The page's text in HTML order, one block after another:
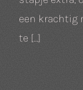
een krachtig
te […]